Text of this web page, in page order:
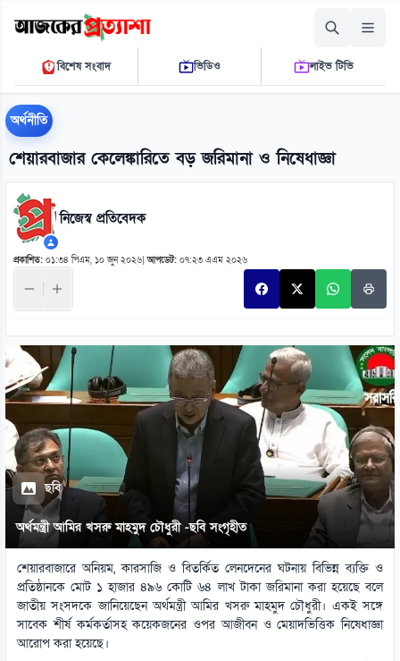
শনিবার, ০৮ আগস্ট ২০২৬
১১:৩০:২৬ পি.এম.THE DAILY AJKER PROTTASHA
বিশেষ সংবাদ ভিডিও লাইভ টিভি
অর্থনীতি
শেয়ারবাজার কেলেঙ্কারিতে বড় জরিমানা ও নিষেধাজ্ঞা
নিজেস্ব প্রতিবেদক
প্রকাশিত: ০১:৩৪ পিএম, ১০ জুন ২০২৬ |আপডেট: ০৭:২৩ এএম ২০২৬
ছবি
অর্থমন্ত্রী আমির খসরু মাহমুদ চৌধুরী -ছবি সংগৃহীত
শেয়ারবাজারে অনিয়ম, কারসাজি ও বিতর্কিত লেনদেনের ঘটনায় বিভিন্ন ব্যক্তি ও
প্রতিষ্ঠানকে মোট ১ হাজার ৪৯৬ কোটি ৬৪ লাখ টাকা জরিমানা করা হয়েছে বলে
জাতীয় সংসদকে জানিয়েছেন অর্থমন্ত্রী আমির খসরু মাহমুদ চৌধুরী। একই সঙ্গে
সাবেক শীর্ষ কর্মকর্তাসহ কয়েকজনের ওপর আজীবন ও মেয়াদভিত্তিক নিষেধাজ্ঞা
আরোপ করা হয়েছে।